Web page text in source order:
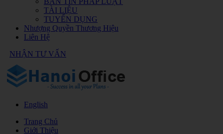
TÀI LIỆU
TUYỂN DỤNG
Nhượng Quyền Thương Hiệu
Liên Hệ
NHẬN TƯ VẤN
English
Trang Chủ
Giới Thiệu